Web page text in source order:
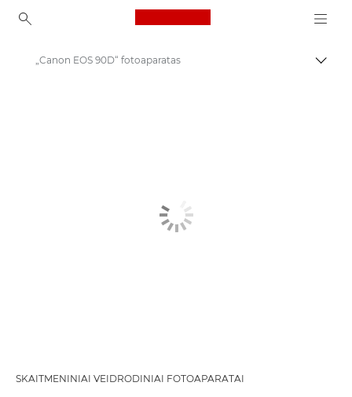
Canon Logo, back to
„Canon EOS 90D“ fotoaparatas
SKAITMENINIAI VEIDRODINIAI FOTOAPARATAI